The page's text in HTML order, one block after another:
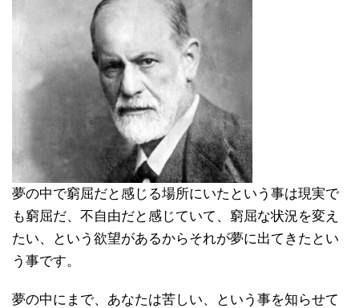
夢の中で窮屈だと感じる場所にいたという事は現実で
も窮屈だ、不自由だと感じていて、窮屈な状況を変え
たい、という欲望があるからそれが夢に出てきたとい
う事です。
夢の中にまで、あなたは苦しい、という事を知らせて